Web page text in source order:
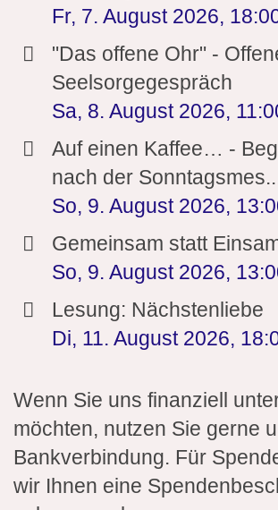
Fr, 7. August 2026,
"Das offene Ohr" -
Seelsorgegespräch
Sa, 8. August 2026,
Auf einen Kaffee… -
nach der
So, 9. August 2026,
Gemeinsam statt
So, 9. August 2026,
Lesung: Nächstenliebe
Di, 11. August 2026,
Wenn Sie uns finanziell
möchten, nutzen Sie gerne
Bankverbindung. Für
wir Ihnen eine